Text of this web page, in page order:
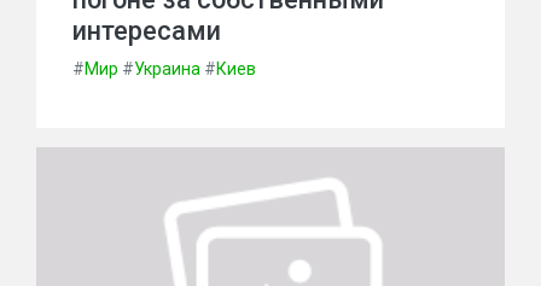
интересами
#Мир #Украина #Киев